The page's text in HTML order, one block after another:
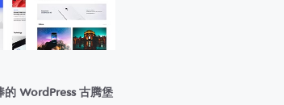
WordPress 古腾堡